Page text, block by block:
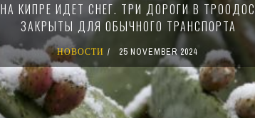
НА КИПРЕ ИДЕТ СНЕГ. ТРИ ДОРОГИ В ТРООДОС
ЗАКРЫТЫ ДЛЯ ОБЫЧНОГО ТРАНСПОРТА
НОВОСТИ 25 NOVEMBER 2024